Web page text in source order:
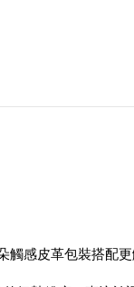
感皮革包裝搭配